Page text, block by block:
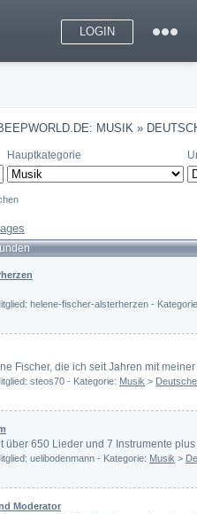
LOGIN
MUSIK »
Hauptkategorie
helene-fischer-alsterherzen -
Fischer, die ich seit Jahren mit
steos70 - Kategorie: Musik >
über 650 Lieder und 7 Instrumente
uelibodenmann - Kategorie: Musik >
Moderator